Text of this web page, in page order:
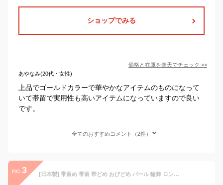
ショップでみる
価格と在庫を楽天でチェック >>
あやなみ(20代・女性)
上品でゴールドカラーで華やかなアイテムのものになって
いて帯留で実用性も高いアイテムになっていますので良い
です。
全てのおすすめコメント（2件）
no. 3 [日本製] 帯留め 帯留 帯どめ おびどめ パール 輪舞 ロンド (銀 6402-2) フェイクパール サークル 丸 円 真珠 シルバー アンティーク エレガント 上品 ラグジュアリー 個性的 フォーマル お洒落 お洒落 贈り物プレゼント 春 夏 秋 冬 和 小物 着物 きもの 花しおり (th202S)